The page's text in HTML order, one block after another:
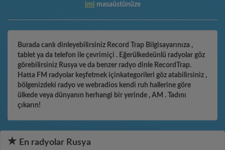
imi masaüstünüze
Burada canlı dinleyebilirsiniz Record Trap Bilgisayarınıza ,
tablet ya da telefon ile çevrimiçi . Eğerülkedeünlü radyolar göz
görebilirsiniz Rusya ve da benzer radyo dinle RecordTrap.
Hatta FM radyolar keşfetmek içinkategorileri göz atabilirsiniz ,
bölgenizdeki radyo ve webradios kendi ruh hallerine göre
ülkede veya dünyanın herhangi bir yerinde , AM . Tadını
çıkarın!
En radyolar Rusya